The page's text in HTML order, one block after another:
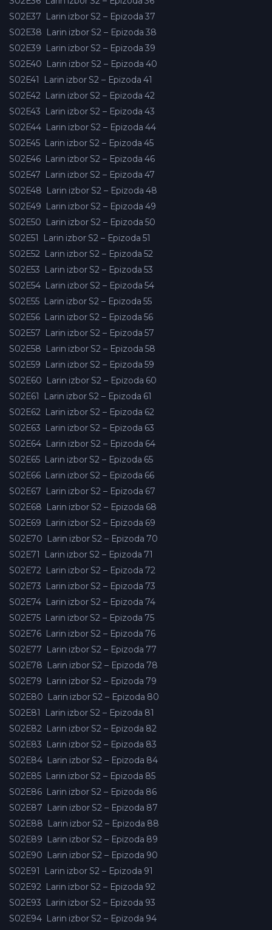
S02E37 Larin izbor S2 – Epizoda 37
S02E38 Larin izbor S2 – Epizoda 38
S02E39 Larin izbor S2 – Epizoda 39
S02E40 Larin izbor S2 – Epizoda 40
S02E41
Larin izbor S2 – Epizoda 41
S02E42 Larin izbor S2 – Epizoda 42
S02E43 Larin izbor S2 – Epizoda 43
S02E44 Larin izbor S2 – Epizoda 44
S02E45 Larin izbor S2 – Epizoda 45
S02E46 Larin izbor S2 – Epizoda 46
S02E47 Larin izbor S2 – Epizoda 47
S02E48 Larin izbor S2 – Epizoda 48
S02E49 Larin izbor S2 – Epizoda 49
S02E50 Larin izbor S2 – Epizoda 50
S02E51
Larin izbor S2 – Epizoda 51
S02E52 Larin izbor S2 – Epizoda 52
S02E53 Larin izbor S2 – Epizoda 53
S02E54 Larin izbor S2 – Epizoda 54
S02E55 Larin izbor S2 – Epizoda 55
S02E56 Larin izbor S2 – Epizoda 56
S02E57 Larin izbor S2 – Epizoda 57
S02E58 Larin izbor S2 – Epizoda 58
S02E59 Larin izbor S2 – Epizoda 59
S02E60 Larin izbor S2 – Epizoda 60
S02E61
Larin izbor S2 – Epizoda 61
S02E62 Larin izbor S2 – Epizoda 62
S02E63 Larin izbor S2 – Epizoda 63
S02E64 Larin izbor S2 – Epizoda 64
S02E65 Larin izbor S2 – Epizoda 65
S02E66 Larin izbor S2 – Epizoda 66
S02E67 Larin izbor S2 – Epizoda 67
S02E68 Larin izbor S2 – Epizoda 68
S02E69 Larin izbor S2 – Epizoda 69
S02E70 Larin izbor S2 – Epizoda 70
S02E71
Larin izbor S2 – Epizoda 71
S02E72 Larin izbor S2 – Epizoda 72
S02E73 Larin izbor S2 – Epizoda 73
S02E74 Larin izbor S2 – Epizoda 74
S02E75 Larin izbor S2 – Epizoda 75
S02E76 Larin izbor S2 – Epizoda 76
S02E77 Larin izbor S2 – Epizoda 77
S02E78 Larin izbor S2 – Epizoda 78
S02E79 Larin izbor S2 – Epizoda 79
S02E80 Larin izbor S2 – Epizoda 80
S02E81
Larin izbor S2 – Epizoda 81
S02E82 Larin izbor S2 – Epizoda 82
S02E83 Larin izbor S2 – Epizoda 83
S02E84 Larin izbor S2 – Epizoda 84
S02E85 Larin izbor S2 – Epizoda 85
S02E86 Larin izbor S2 – Epizoda 86
S02E87 Larin izbor S2 – Epizoda 87
S02E88 Larin izbor S2 – Epizoda 88
S02E89 Larin izbor S2 – Epizoda 89
S02E90 Larin izbor S2 – Epizoda 90
S02E91
Larin izbor S2 – Epizoda 91
S02E92 Larin izbor S2 – Epizoda 92
S02E93 Larin izbor S2 – Epizoda 93
S02E94 Larin izbor S2 – Epizoda 94